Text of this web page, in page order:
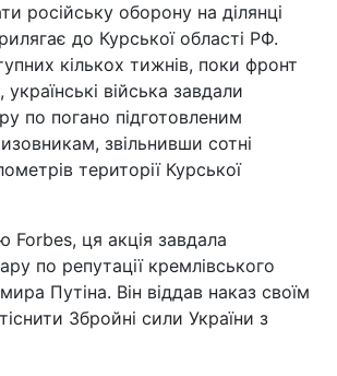
російську оборону на ділянці
до Курської області РФ.
кількох тижнів, поки фронт
українські війська завдали
по погано підготовленим
звільнивши сотні
території Курської
Forbes, ця акція завдала
по репутації кремлівського
Путіна. Він віддав наказ своїм
Збройні сили України з